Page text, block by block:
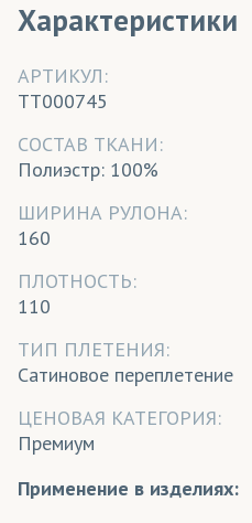
Характеристики
АРТИКУЛ:
TT000745
CОСТАВ ТКАНИ:
Полиэстр: 100%
ШИРИНА РУЛОНА:
160
ПЛОТНОСТЬ:
110
ТИП ПЛЕТЕНИЯ:
Сатиновое переплетение
ЦЕНОВАЯ КАТЕГОРИЯ:
Премиум
Применение в изделиях: